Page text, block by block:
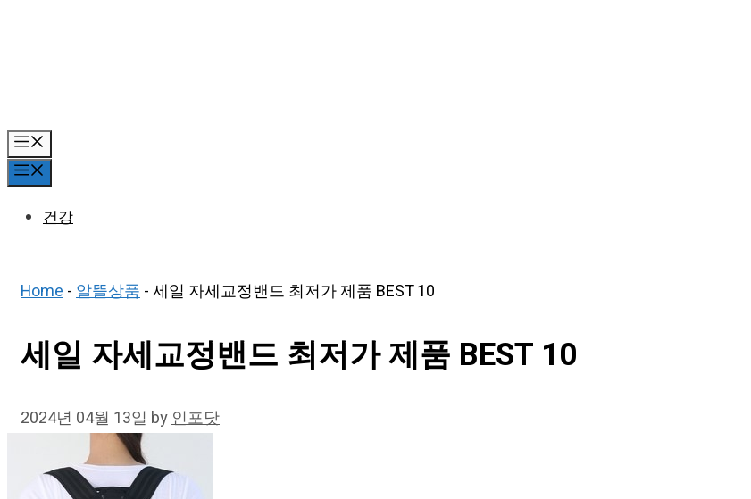
건강
Home-알뜰상품-세일 자세교정밴드 최저가 제품 BEST 10
세일 자세교정밴드 최저가 제품 BEST 10
2024년 04월 13일 by인포닷